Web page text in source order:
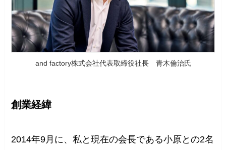
and factory株式会社代表取締役社長 青木倫治氏
創業経緯
2014年9月に、私と現在の会長である小原との2名